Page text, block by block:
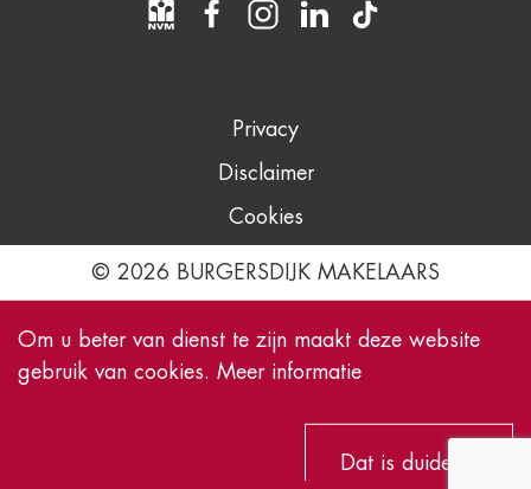
Privacy
Disclaimer
Cookies
© 2026 BURGERSDIJK MAKELAARS
Om u beter van dienst te zijn maakt deze website
gebruik van cookies. Meer informatie
Dat is duidelijk